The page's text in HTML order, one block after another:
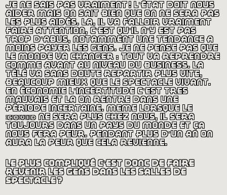
je ne sais pas vraiment ! l’état doit nous
aider mais on sait bien que on ne sera pas
les plus aidés. là, il va falloir vraiment
faire attention, c’est qu’il n’y est pas
trop d’abus, notamment une tendance à
moins payer les gens. je ne pense pas que
le monde va changer : tout va reprendre
comme avant au niveau du business. la
télé va sans doute repartir plus vite,
beaucoup mieux que le spectacle vivant.
en économie l’incertitude c’est très
mauvais et là on rentre dans une
période incertaine. même lorsque le
covid ne sera plus chez nous, il sera
toujours dans un pays du monde et ça
nous fera peur. pendant plus d’un an on
aura la peur que cela revienne.
le plus compliqué c’est donc de faire
revenir les gens dans les salles de
spectacle?